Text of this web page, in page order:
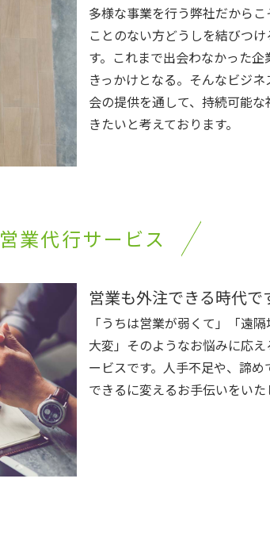
多様な事業を行う弊社だから
ことのない方どうしを結びつ
す。これまで出会わなかった企
きっかけとなる。そんなビジ
会の提供を通して、持続可能
きたいと考えております。
営業代行サービス
営業も外注できる時代で
「うちは営業が弱くて」「遠
大変」そのようなお悩みに応
ービスです。人手不足や、諦め
できるに変えるお手伝いをいた